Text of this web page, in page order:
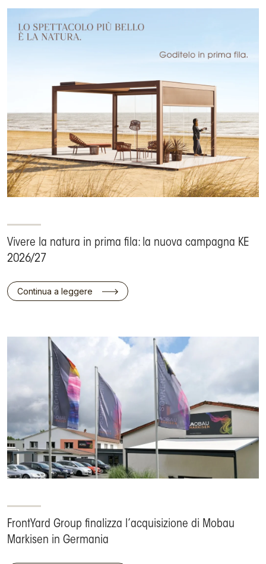
Vivere la natura in prima fila: la nuova campagna KE
2026/27
Continua a leggere
FrontYard Group finalizza l’acquisizione di Mobau
Markisen in Germania